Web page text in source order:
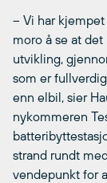
– Vi har
moro å se at det
utvikling,
som er
enn elbil, sier
nykommeren
strand rundt
vendepunkt for